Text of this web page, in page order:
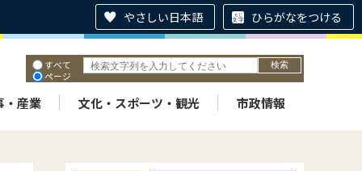
やさしい日本語 ひらがなをつける
すべて
ページ
・産業 文化・スポーツ・観光 市政情報